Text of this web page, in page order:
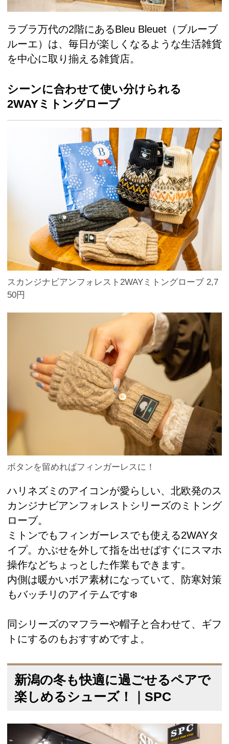
ラブラ万代の2階にあるBleu Bleuet（ブルーブ
ルーエ）は、毎日が楽しくなるような生活雑貨
を中心に取り揃える雑貨店。
シーンに合わせて使い分けられる
2WAYミトングローブ
スカンジナビアンフォレスト2WAYミトングローブ 2,7
50円
ボタンを留めればフィンガーレスに！
ハリネズミのアイコンが愛らしい、北欧発のス
カンジナビアンフォレストシリーズのミトング
ローブ。
ミトンでもフィンガーレスでも使える2WAYタ
イプ。かぶせを外して指を出せばすぐにスマホ
操作などちょっとした作業もできます。
内側は暖かいボア素材になっていて、防寒対策
もバッチリのアイテムです❄️
同シリーズのマフラーや帽子と合わせて、ギフ
トにするのもおすすめですよ。
新潟の冬も快適に過ごせるペアで
楽しめるシューズ！｜SPC